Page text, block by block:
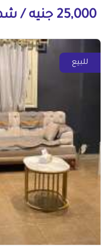
25,000 جنيه / شهرياً
للبيع